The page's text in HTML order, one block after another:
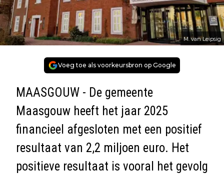
M. van Leipsig
Voeg toe als voorkeursbron op Google
MAASGOUW - De gemeente
Maasgouw heeft het jaar 2025
financieel afgesloten met een positief
resultaat van 2,2 miljoen euro. Het
positieve resultaat is vooral het gevolg